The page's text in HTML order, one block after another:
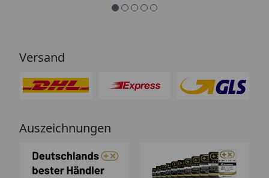
Versand
Auszeichnungen